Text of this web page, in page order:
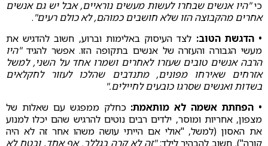
כי"היו אנשים שבחרו לעשות מעשים נוראיים, אבל יש גם אנשים
אחרים מהקבוצה הזו שלא חושבים כמוהם, לא כולם רעים".
• הדגשת הטוב: לצד העיסוק באלימות וברוע, חשוב להדגיש את
מעשי הגבורה והעזרה של אנשים בתקופה הזו. אפשר להגיד"היו
הרבה אנשים טובים שעזרו לאחרים ושמרו אחד על השני, למשל
אזרחים שאירחו מפונים, מתנדבים שהלכו לעזור לחקלאים
בשדות ואנשים שסרגו כובעים לחיילים."
• הפחתת אשמה לא מותאמת: כחלק ממפגש עם שאלות של
מצפון, אחריות ומוסר, ילדים רבים נוטים להרגיש שהם יכלו למנוע
את האסון (למשל, "אולי אם הייתי עושה משהו אחר זה לא היה
קורה"). חשוב להבהיר לילד:"זה לא קרה בגללך. אף אחד, ובטח לא